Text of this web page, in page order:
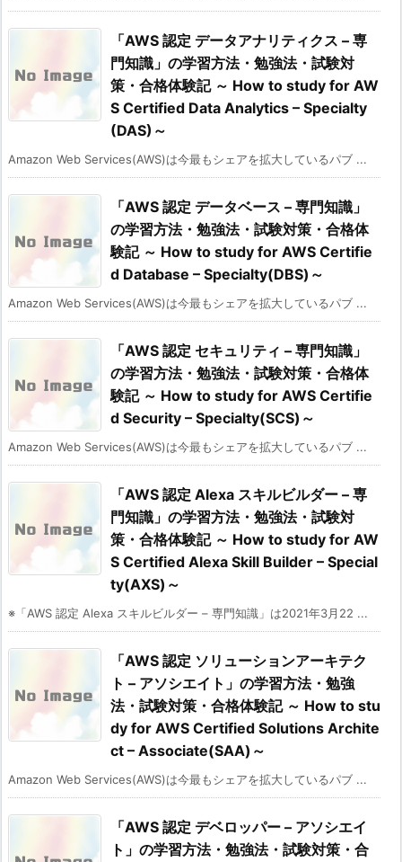
「AWS 認定 データアナリティクス – 専
門知識」の学習方法・勉強法・試験対
策・合格体験記 ～ How to study for AW
S Certified Data Analytics – Specialty
(DAS)～
Amazon Web Services(AWS)は今最もシェアを拡大しているパブ ...
「AWS 認定 データベース – 専門知識」
の学習方法・勉強法・試験対策・合格体
験記 ～ How to study for AWS Certifie
d Database – Specialty(DBS)～
Amazon Web Services(AWS)は今最もシェアを拡大しているパブ ...
「AWS 認定 セキュリティ – 専門知識」
の学習方法・勉強法・試験対策・合格体
験記 ～ How to study for AWS Certifie
d Security – Specialty(SCS)～
Amazon Web Services(AWS)は今最もシェアを拡大しているパブ ...
「AWS 認定 Alexa スキルビルダー – 専
門知識」の学習方法・勉強法・試験対
策・合格体験記 ～ How to study for AW
S Certified Alexa Skill Builder – Special
ty(AXS)～
※「AWS 認定 Alexa スキルビルダー – 専門知識」は2021年3月22 ...
「AWS 認定 ソリューションアーキテク
ト – アソシエイト」の学習方法・勉強
法・試験対策・合格体験記 ～ How to stu
dy for AWS Certified Solutions Archite
ct – Associate(SAA)～
Amazon Web Services(AWS)は今最もシェアを拡大しているパブ ...
「AWS 認定 デベロッパー – アソシエイ
ト」の学習方法・勉強法・試験対策・合